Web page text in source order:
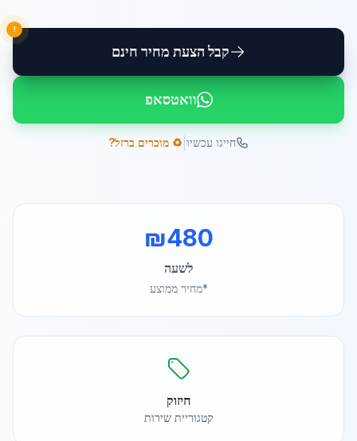
קבל הצעת מחיר חינם
!
וואטסאפ
חייגו עכשיו ♻️ מוכרים ברזל?
₪480
לשעה
*מחיר ממוצע
חיזוק
קטגוריית שירות